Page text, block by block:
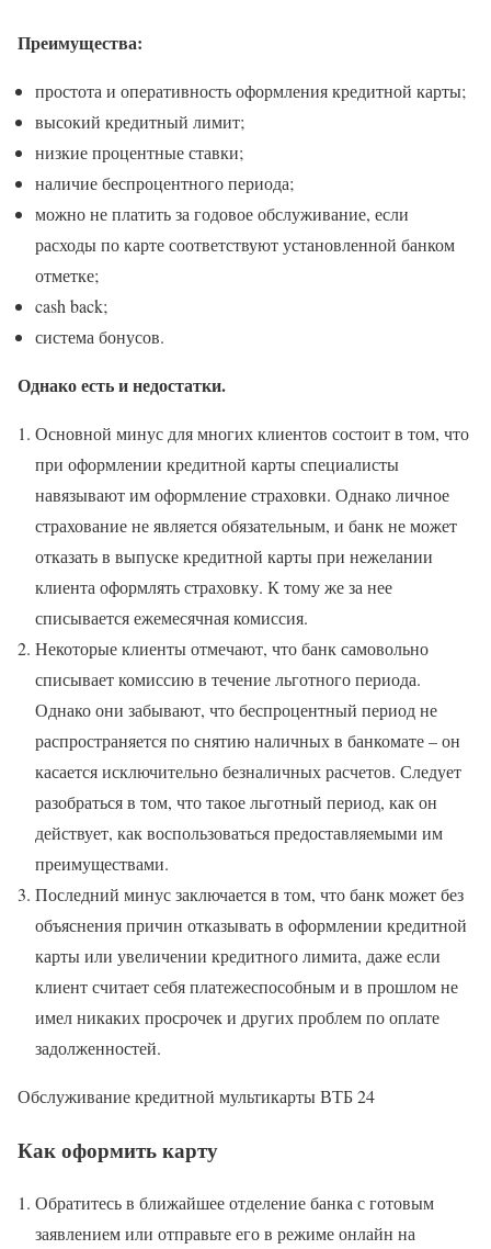
Преимущества:
простота и оперативность оформления кредитной карты;
высокий кредитный лимит;
низкие процентные ставки;
наличие беспроцентного периода;
можно не платить за годовое обслуживание, если
расходы по карте соответствуют установленной банком
отметке;
cash back;
система бонусов.
Однако есть и недостатки.
Основной минус для многих клиентов состоит в том, что
при оформлении кредитной карты специалисты
навязывают им оформление страховки. Однако личное
страхование не является обязательным, и банк не может
отказать в выпуске кредитной карты при нежелании
клиента оформлять страховку. К тому же за нее
списывается ежемесячная комиссия.
Некоторые клиенты отмечают, что банк самовольно
списывает комиссию в течение льготного периода.
Однако они забывают, что беспроцентный период не
распространяется по снятию наличных в банкомате – он
касается исключительно безналичных расчетов. Следует
разобраться в том, что такое льготный период, как он
действует, как воспользоваться предоставляемыми им
преимуществами.
Последний минус заключается в том, что банк может без
объяснения причин отказывать в оформлении кредитной
карты или увеличении кредитного лимита, даже если
клиент считает себя платежеспособным и в прошлом не
имел никаких просрочек и других проблем по оплате
задолженностей.
Обслуживание кредитной мультикарты ВТБ 24
Как оформить карту
Обратитесь в ближайшее отделение банка с готовым
заявлением или отправьте его в режиме онлайн на